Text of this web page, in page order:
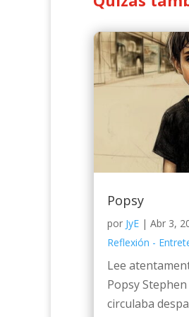
Popsy
por JyE | Abr 3,
Reflexión -
Lee
Popsy
circulaba